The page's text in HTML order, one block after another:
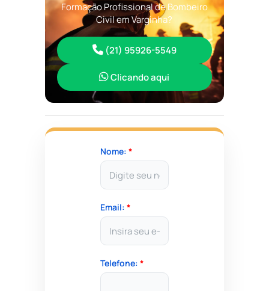
Formação Profissional de Bombeiro
Civil em Varginha?
(21) 95926-5549
Clicando aqui
Nome: *
Email: *
Telefone: *